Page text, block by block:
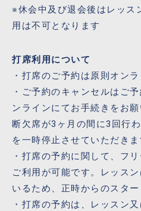
※休会中及び退会後はレッス
用は不可となります
打席利用について
・打席のご予約は原則オン
・ご予約のキャンセルはご
ンラインにてお手続きをお
断欠席が3ヶ月の間に3回行
を一時停止させていただきま
・打席の予約に関して、フ
ご利用が可能です。レッス
いるため、正時からのスター
・打席の予約は、レッスン